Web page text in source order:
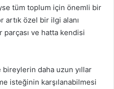
tüm toplum için önemli bir
artık özel bir ilgi alanı
parçası ve hatta kendisi
bireylerin daha uzun yıllar
isteğinin karşılanabilmesi